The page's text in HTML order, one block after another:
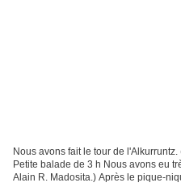
Nous avons fait le tour de
Petite balade de 3 h Nous avons eu
Alain R. Madosita.) Après le pique-